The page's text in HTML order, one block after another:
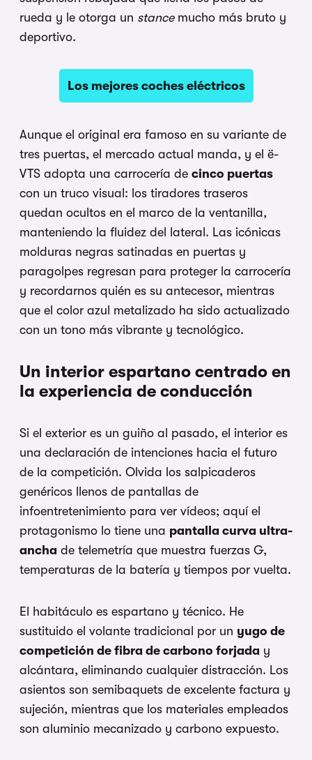
rueda y le otorga un stancemucho más bruto y
deportivo.
Los mejores coches eléctricos
Aunque el original era famoso en su variante de
tres puertas, el mercado actual manda, y el ë-
VTS adopta una carrocería de cinco puertas
con un truco visual: los tiradores traseros
quedan ocultos en el marco de la ventanilla,
manteniendo la fluidez del lateral. Las icónicas
molduras negras satinadas en puertas y
paragolpes regresan para proteger la carrocería
y recordarnos quién es su antecesor, mientras
que el color azul metalizado ha sido actualizado
con un tono más vibrante y tecnológico.
Un interior espartano centrado en
la experiencia de conducción
Si el exterior es un guiño al pasado, el interior es
una declaración de intenciones hacia el futuro
de la competición. Olvida los salpicaderos
genéricos llenos de pantallas de
infoentretenimiento para ver vídeos; aquí el
protagonismo lo tiene una pantalla curva ultra-
ancha de telemetría que muestra fuerzas G,
temperaturas de la batería y tiempos por vuelta.
El habitáculo es espartano y técnico. He
sustituido el volante tradicional por un yugo de
competición de fibra de carbono forjada y
alcántara, eliminando cualquier distracción. Los
asientos son semibaquets de excelente factura y
sujeción, mientras que los materiales empleados
son aluminio mecanizado y carbono expuesto.